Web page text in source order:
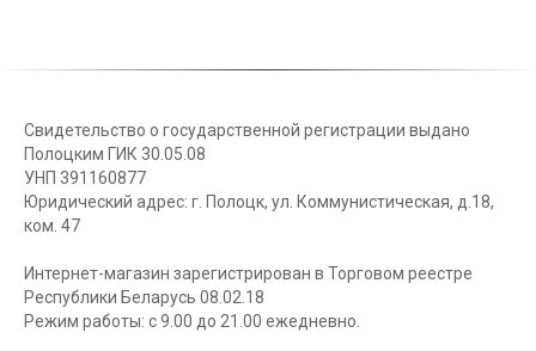
Свидетельство о государственной регистрации выдано
Полоцким ГИК 30.05.08
УНП 391160877
Юридический адрес: г. Полоцк, ул. Коммунистическая, д.18,
ком. 47
Интернет-магазин зарегистрирован в Торговом реестре
Республики Беларусь 08.02.18
Режим работы: с 9.00 до 21.00 ежедневно.